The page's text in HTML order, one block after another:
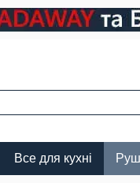
Все для кухні